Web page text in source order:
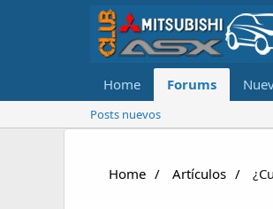
Home Forums
Posts nuevos
Home Artículos